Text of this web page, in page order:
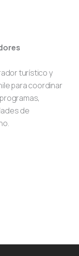
turístico y
para coordinar
de